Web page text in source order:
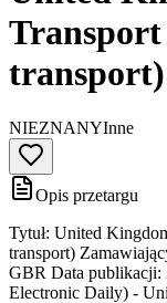
Transport
transport)
NIEZNANYInne
Opis przetargu
Tytuł: United
transport)
GBR Data publikacji:
Electronic Daily) -